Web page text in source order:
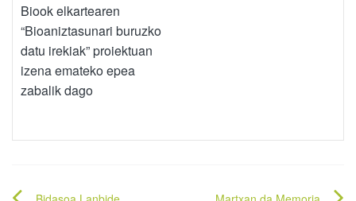
Biook elkartearen
“Bioaniztasunari buruzko
datu irekiak” proiektuan
izena emateko epea
zabalik dago